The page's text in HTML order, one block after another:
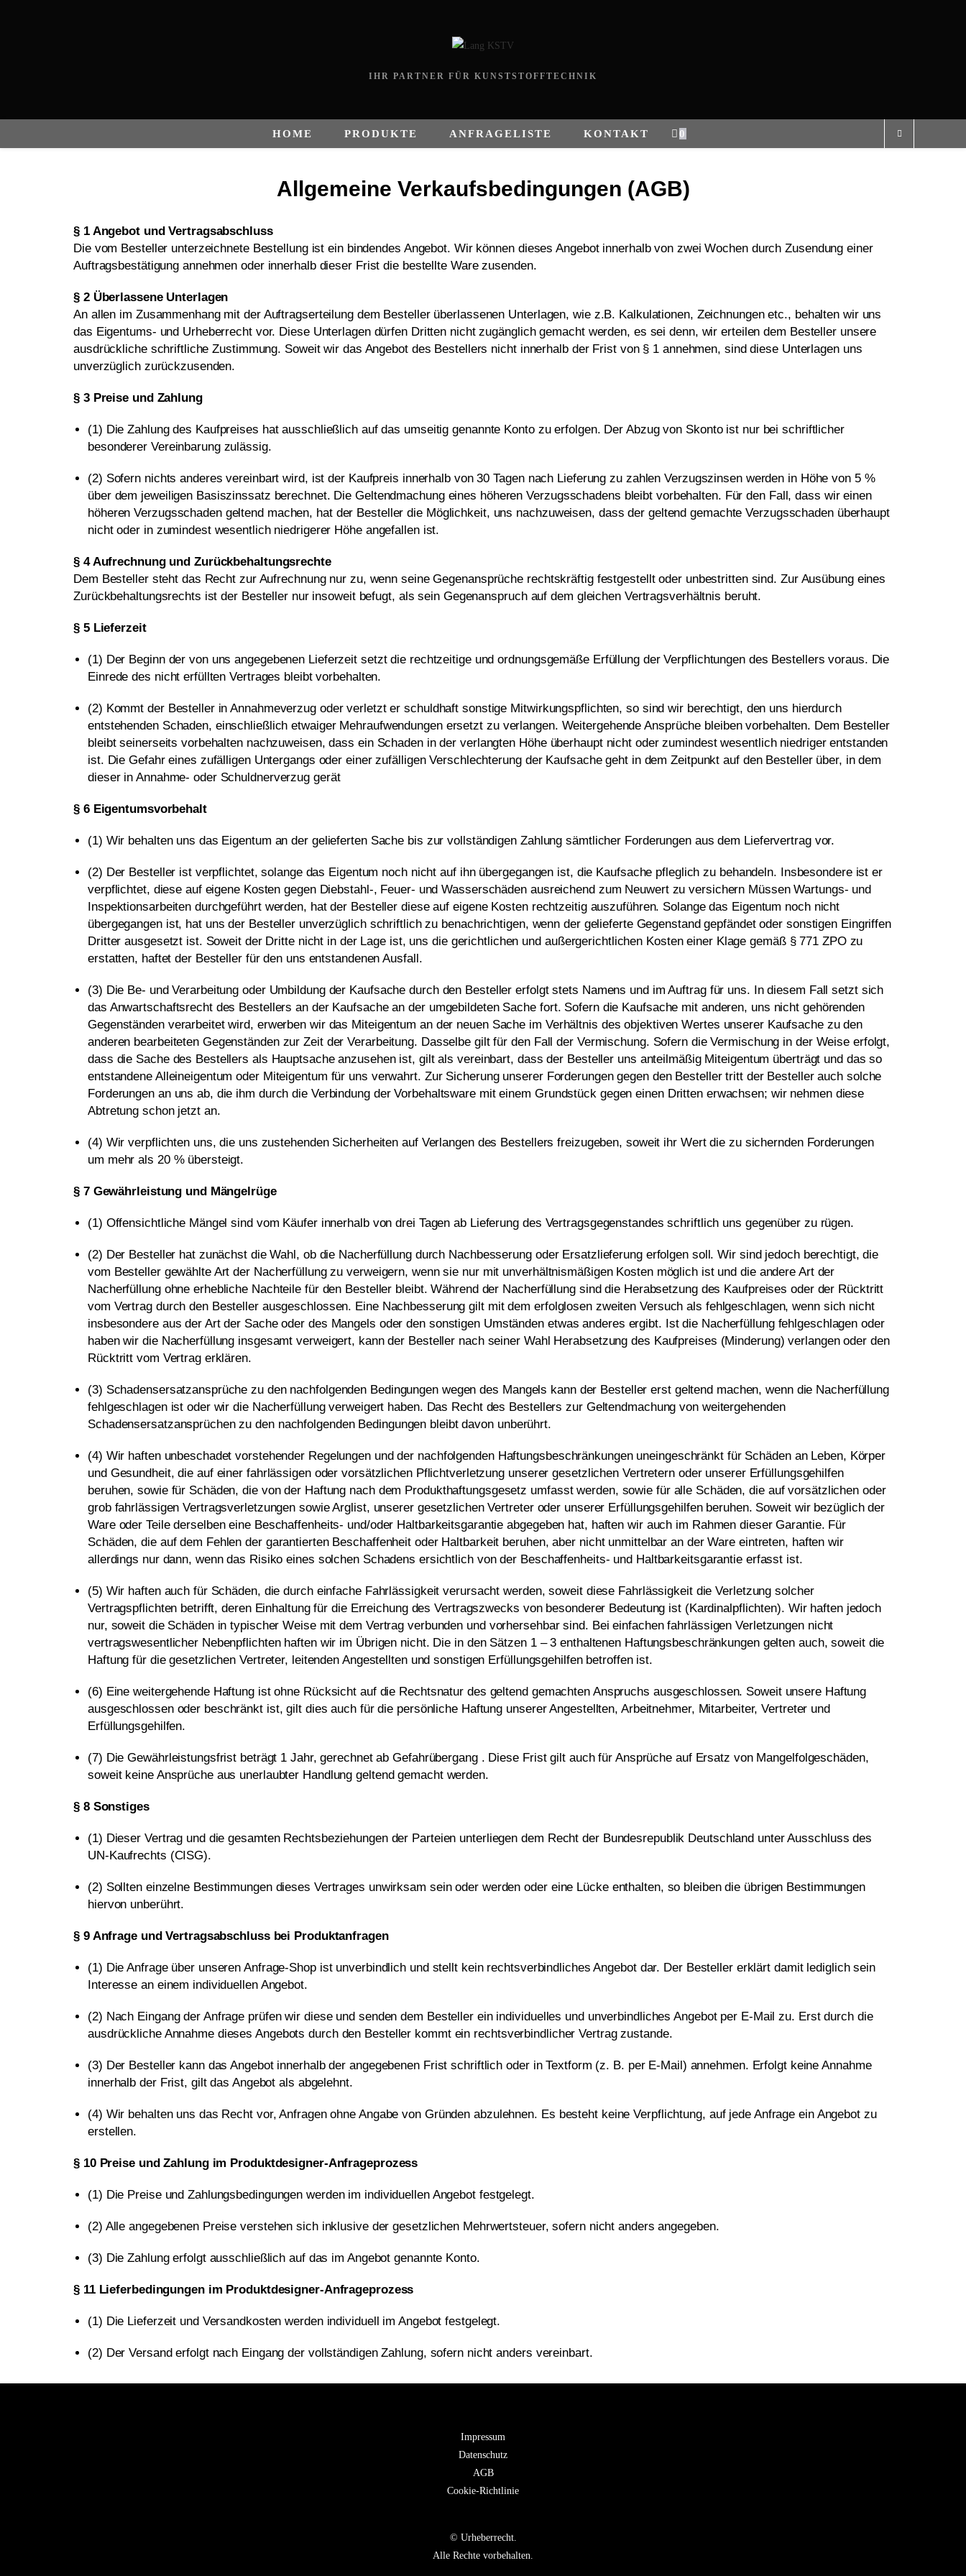
IHR PARTNER FÜR KUNSTSTOFFTECHNIK
HOME PRODUKTE ANFRAGELISTE KONTAKT 0
Allgemeine Verkaufsbedingungen (AGB)
§ 1 Angebot und Vertragsabschluss
Die vom Besteller unterzeichnete Bestellung ist ein bindendes Angebot. Wir können dieses Angebot innerhalb von zwei Wochen durch Zusendung einer
Auftragsbestätigung annehmen oder innerhalb dieser Frist die bestellte Ware zusenden.
§ 2 Überlassene Unterlagen
An allen im Zusammenhang mit der Auftragserteilung dem Besteller überlassenen Unterlagen, wie z.B. Kalkulationen, Zeichnungen etc., behalten wir uns
das Eigentums- und Urheberrecht vor. Diese Unterlagen dürfen Dritten nicht zugänglich gemacht werden, es sei denn, wir erteilen dem Besteller unsere
ausdrückliche schriftliche Zustimmung. Soweit wir das Angebot des Bestellers nicht innerhalb der Frist von § 1 annehmen, sind diese Unterlagen uns
unverzüglich zurückzusenden.
§ 3 Preise und Zahlung
(1) Die Zahlung des Kaufpreises hat ausschließlich auf das umseitig genannte Konto zu erfolgen. Der Abzug von Skonto ist nur bei schriftlicher
besonderer Vereinbarung zulässig.
(2) Sofern nichts anderes vereinbart wird, ist der Kaufpreis innerhalb von 30 Tagen nach Lieferung zu zahlen Verzugszinsen werden in Höhe von 5 %
über dem jeweiligen Basiszinssatz berechnet. Die Geltendmachung eines höheren Verzugsschadens bleibt vorbehalten. Für den Fall, dass wir einen
höheren Verzugsschaden geltend machen, hat der Besteller die Möglichkeit, uns nachzuweisen, dass der geltend gemachte Verzugsschaden überhaupt
nicht oder in zumindest wesentlich niedrigerer Höhe angefallen ist.
§ 4 Aufrechnung und Zurückbehaltungsrechte
Dem Besteller steht das Recht zur Aufrechnung nur zu, wenn seine Gegenansprüche rechtskräftig festgestellt oder unbestritten sind. Zur Ausübung eines
Zurückbehaltungsrechts ist der Besteller nur insoweit befugt, als sein Gegenanspruch auf dem gleichen Vertragsverhältnis beruht.
§ 5 Lieferzeit
(1) Der Beginn der von uns angegebenen Lieferzeit setzt die rechtzeitige und ordnungsgemäße Erfüllung der Verpflichtungen des Bestellers voraus. Die
Einrede des nicht erfüllten Vertrages bleibt vorbehalten.
(2) Kommt der Besteller in Annahmeverzug oder verletzt er schuldhaft sonstige Mitwirkungspflichten, so sind wir berechtigt, den uns hierdurch
entstehenden Schaden, einschließlich etwaiger Mehraufwendungen ersetzt zu verlangen. Weitergehende Ansprüche bleiben vorbehalten. Dem Besteller
bleibt seinerseits vorbehalten nachzuweisen, dass ein Schaden in der verlangten Höhe überhaupt nicht oder zumindest wesentlich niedriger entstanden
ist. Die Gefahr eines zufälligen Untergangs oder einer zufälligen Verschlechterung der Kaufsache geht in dem Zeitpunkt auf den Besteller über, in dem
dieser in Annahme- oder Schuldnerverzug gerät
§ 6 Eigentumsvorbehalt
(1) Wir behalten uns das Eigentum an der gelieferten Sache bis zur vollständigen Zahlung sämtlicher Forderungen aus dem Liefervertrag vor.
(2) Der Besteller ist verpflichtet, solange das Eigentum noch nicht auf ihn übergegangen ist, die Kaufsache pfleglich zu behandeln. Insbesondere ist er
verpflichtet, diese auf eigene Kosten gegen Diebstahl-, Feuer- und Wasserschäden ausreichend zum Neuwert zu versichern Müssen Wartungs- und
Inspektionsarbeiten durchgeführt werden, hat der Besteller diese auf eigene Kosten rechtzeitig auszuführen. Solange das Eigentum noch nicht
übergegangen ist, hat uns der Besteller unverzüglich schriftlich zu benachrichtigen, wenn der gelieferte Gegenstand gepfändet oder sonstigen Eingriffen
Dritter ausgesetzt ist. Soweit der Dritte nicht in der Lage ist, uns die gerichtlichen und außergerichtlichen Kosten einer Klage gemäß § 771 ZPO zu
erstatten, haftet der Besteller für den uns entstandenen Ausfall.
(3) Die Be- und Verarbeitung oder Umbildung der Kaufsache durch den Besteller erfolgt stets Namens und im Auftrag für uns. In diesem Fall setzt sich
das Anwartschaftsrecht des Bestellers an der Kaufsache an der umgebildeten Sache fort. Sofern die Kaufsache mit anderen, uns nicht gehörenden
Gegenständen verarbeitet wird, erwerben wir das Miteigentum an der neuen Sache im Verhältnis des objektiven Wertes unserer Kaufsache zu den
anderen bearbeiteten Gegenständen zur Zeit der Verarbeitung. Dasselbe gilt für den Fall der Vermischung. Sofern die Vermischung in der Weise erfolgt,
dass die Sache des Bestellers als Hauptsache anzusehen ist, gilt als vereinbart, dass der Besteller uns anteilmäßig Miteigentum überträgt und das so
entstandene Alleineigentum oder Miteigentum für uns verwahrt. Zur Sicherung unserer Forderungen gegen den Besteller tritt der Besteller auch solche
Forderungen an uns ab, die ihm durch die Verbindung der Vorbehaltsware mit einem Grundstück gegen einen Dritten erwachsen; wir nehmen diese
Abtretung schon jetzt an.
(4) Wir verpflichten uns, die uns zustehenden Sicherheiten auf Verlangen des Bestellers freizugeben, soweit ihr Wert die zu sichernden Forderungen
um mehr als 20 % übersteigt.
§ 7 Gewährleistung und Mängelrüge
(1) Offensichtliche Mängel sind vom Käufer innerhalb von drei Tagen ab Lieferung des Vertragsgegenstandes schriftlich uns gegenüber zu rügen.
(2) Der Besteller hat zunächst die Wahl, ob die Nacherfüllung durch Nachbesserung oder Ersatzlieferung erfolgen soll. Wir sind jedoch berechtigt, die
vom Besteller gewählte Art der Nacherfüllung zu verweigern, wenn sie nur mit unverhältnismäßigen Kosten möglich ist und die andere Art der
Nacherfüllung ohne erhebliche Nachteile für den Besteller bleibt. Während der Nacherfüllung sind die Herabsetzung des Kaufpreises oder der Rücktritt
vom Vertrag durch den Besteller ausgeschlossen. Eine Nachbesserung gilt mit dem erfolglosen zweiten Versuch als fehlgeschlagen, wenn sich nicht
insbesondere aus der Art der Sache oder des Mangels oder den sonstigen Umständen etwas anderes ergibt. Ist die Nacherfüllung fehlgeschlagen oder
haben wir die Nacherfüllung insgesamt verweigert, kann der Besteller nach seiner Wahl Herabsetzung des Kaufpreises (Minderung) verlangen oder den
Rücktritt vom Vertrag erklären.
(3) Schadensersatzansprüche zu den nachfolgenden Bedingungen wegen des Mangels kann der Besteller erst geltend machen, wenn die Nacherfüllung
fehlgeschlagen ist oder wir die Nacherfüllung verweigert haben. Das Recht des Bestellers zur Geltendmachung von weitergehenden
Schadensersatzansprüchen zu den nachfolgenden Bedingungen bleibt davon unberührt.
(4) Wir haften unbeschadet vorstehender Regelungen und der nachfolgenden Haftungsbeschränkungen uneingeschränkt für Schäden an Leben, Körper
und Gesundheit, die auf einer fahrlässigen oder vorsätzlichen Pflichtverletzung unserer gesetzlichen Vertretern oder unserer Erfüllungsgehilfen
beruhen, sowie für Schäden, die von der Haftung nach dem Produkthaftungsgesetz umfasst werden, sowie für alle Schäden, die auf vorsätzlichen oder
grob fahrlässigen Vertragsverletzungen sowie Arglist, unserer gesetzlichen Vertreter oder unserer Erfüllungsgehilfen beruhen. Soweit wir bezüglich der
Ware oder Teile derselben eine Beschaffenheits- und/oder Haltbarkeitsgarantie abgegeben hat, haften wir auch im Rahmen dieser Garantie. Für
Schäden, die auf dem Fehlen der garantierten Beschaffenheit oder Haltbarkeit beruhen, aber nicht unmittelbar an der Ware eintreten, haften wir
allerdings nur dann, wenn das Risiko eines solchen Schadens ersichtlich von der Beschaffenheits- und Haltbarkeitsgarantie erfasst ist.
(5) Wir haften auch für Schäden, die durch einfache Fahrlässigkeit verursacht werden, soweit diese Fahrlässigkeit die Verletzung solcher
Vertragspflichten betrifft, deren Einhaltung für die Erreichung des Vertragszwecks von besonderer Bedeutung ist (Kardinalpflichten). Wir haften jedoch
nur, soweit die Schäden in typischer Weise mit dem Vertrag verbunden und vorhersehbar sind. Bei einfachen fahrlässigen Verletzungen nicht
vertragswesentlicher Nebenpflichten haften wir im Übrigen nicht. Die in den Sätzen 1 – 3 enthaltenen Haftungsbeschränkungen gelten auch, soweit die
Haftung für die gesetzlichen Vertreter, leitenden Angestellten und sonstigen Erfüllungsgehilfen betroffen ist.
(6) Eine weitergehende Haftung ist ohne Rücksicht auf die Rechtsnatur des geltend gemachten Anspruchs ausgeschlossen. Soweit unsere Haftung
ausgeschlossen oder beschränkt ist, gilt dies auch für die persönliche Haftung unserer Angestellten, Arbeitnehmer, Mitarbeiter, Vertreter und
Erfüllungsgehilfen.
(7) Die Gewährleistungsfrist beträgt 1 Jahr, gerechnet ab Gefahrübergang . Diese Frist gilt auch für Ansprüche auf Ersatz von Mangelfolgeschäden,
soweit keine Ansprüche aus unerlaubter Handlung geltend gemacht werden.
§ 8 Sonstiges
(1) Dieser Vertrag und die gesamten Rechtsbeziehungen der Parteien unterliegen dem Recht der Bundesrepublik Deutschland unter Ausschluss des
UN-Kaufrechts (CISG).
(2) Sollten einzelne Bestimmungen dieses Vertrages unwirksam sein oder werden oder eine Lücke enthalten, so bleiben die übrigen Bestimmungen
hiervon unberührt.
§ 9 Anfrage und Vertragsabschluss bei Produktanfragen
(1) Die Anfrage über unseren Anfrage-Shop ist unverbindlich und stellt kein rechtsverbindliches Angebot dar. Der Besteller erklärt damit lediglich sein
Interesse an einem individuellen Angebot.
(2) Nach Eingang der Anfrage prüfen wir diese und senden dem Besteller ein individuelles und unverbindliches Angebot per E-Mail zu. Erst durch die
ausdrückliche Annahme dieses Angebots durch den Besteller kommt ein rechtsverbindlicher Vertrag zustande.
(3) Der Besteller kann das Angebot innerhalb der angegebenen Frist schriftlich oder in Textform (z. B. per E-Mail) annehmen. Erfolgt keine Annahme
innerhalb der Frist, gilt das Angebot als abgelehnt.
(4) Wir behalten uns das Recht vor, Anfragen ohne Angabe von Gründen abzulehnen. Es besteht keine Verpflichtung, auf jede Anfrage ein Angebot zu
erstellen.
§ 10 Preise und Zahlung im Produktdesigner-Anfrageprozess
(1) Die Preise und Zahlungsbedingungen werden im individuellen Angebot festgelegt.
(2) Alle angegebenen Preise verstehen sich inklusive der gesetzlichen Mehrwertsteuer, sofern nicht anders angegeben.
(3) Die Zahlung erfolgt ausschließlich auf das im Angebot genannte Konto.
§ 11 Lieferbedingungen im Produktdesigner-Anfrageprozess
(1) Die Lieferzeit und Versandkosten werden individuell im Angebot festgelegt.
(2) Der Versand erfolgt nach Eingang der vollständigen Zahlung, sofern nicht anders vereinbart.
Impressum
Datenschutz
AGB
Cookie-Richtlinie
© Urheberrecht.
Alle Rechte vorbehalten.